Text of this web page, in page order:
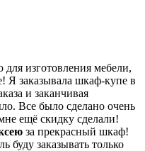
изготовления мебели,
Я заказывала шкаф-купе в
и заканчивая
Все было сделано очень
ещё скидку сделали!
за прекрасный шкаф!
буду заказывать только